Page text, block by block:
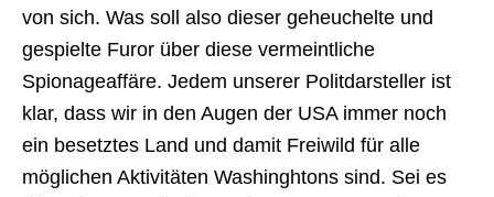
von sich. Was soll also dieser geheuchelte und
gespielte Furor über diese vermeintliche
Spionageaffäre. Jedem unserer Politdarsteller ist
klar, dass wir in den Augen der USA immer noch
ein besetztes Land und damit Freiwild für alle
möglichen Aktivitäten Washinghtons sind. Sei es